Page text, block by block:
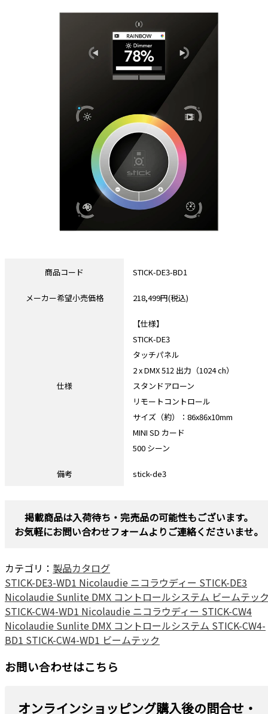
商品コード STICK-DE3-BD1
メーカー希望小売価格 218,499円(税込)
仕様
【仕様】
STICK-DE3
タッチパネル
2 x DMX 512 出力（1024 ch）
スタンドアローン
リモートコントロール
サイズ（約）：86x86x10mm
MINI SD カード
500 シーン
備考 stick-de3
掲載商品は入荷待ち・完売品の可能性もございます。
お気軽にお問い合わせフォームよりご連絡くださいませ。
カテゴリ： 製品カタログ
STICK-DE3-WD1 Nicolaudie ニコラウディー STICK-DE3
Nicolaudie Sunlite DMX コントロールシステム ビームテッ
STICK-CW4-WD1 Nicolaudie ニコラウディー STICK-CW4
Nicolaudie Sunlite DMX コントロールシステム STICK-CW4-
BD1 STICK-CW4-WD1 ビームテック
お問い合わせはこちら
オンラインショッピング購入後の問合せ・